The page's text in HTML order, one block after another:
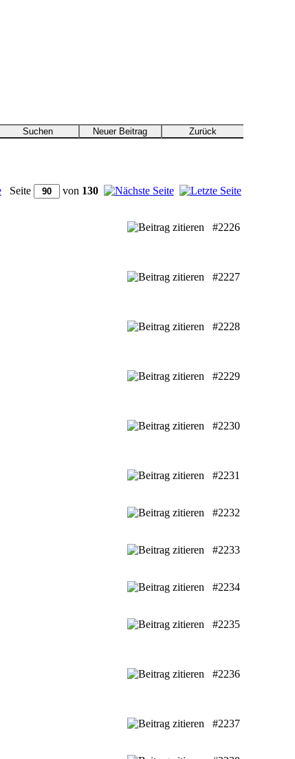
Seite
von 130
#2226
#2227
#2228
#2229
#2230
#2231
#2232
#2233
#2234
#2235
#2236
#2237